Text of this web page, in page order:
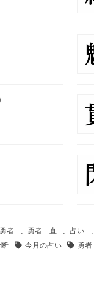
勇者 、 勇者 直 、占い 、
断 今月の占い 勇者